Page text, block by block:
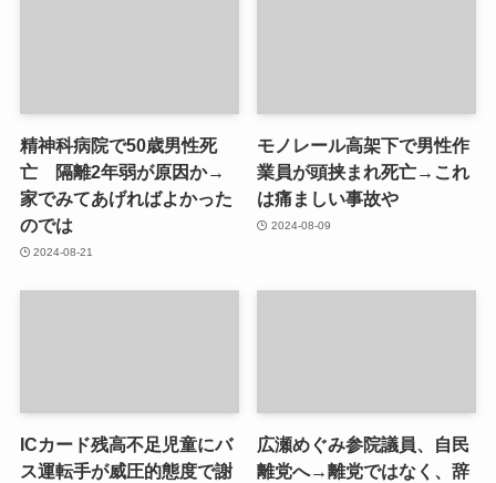
精神科病院で50歳男性死
亡 隔離2年弱が原因か→
家でみてあげればよかった
のでは
2024-08-21
モノレール高架下で男性作
業員が頭挟まれ死亡→これ
は痛ましい事故や
2024-08-09
ICカード残高不足児童にバ
ス運転手が威圧的態度で謝
広瀬めぐみ参院議員、自民
離党へ→離党ではなく、辞